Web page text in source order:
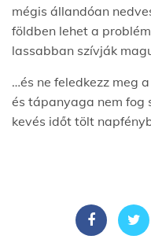
mégis állandóan
földben lehet a
lassabban szívják
…és ne feledkezz meg
és tápanyaga nem fog
kevés időt tölt